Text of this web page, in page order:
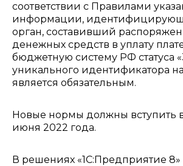
соответствии с Правилами
информации,
орган, составивший
денежных средств в уплату
бюджетную систему РФ статуса
уникального идентификатора
является обязательным.
Новые нормы должны вступить
июня 2022 года.
В решениях «1С:Предприятие